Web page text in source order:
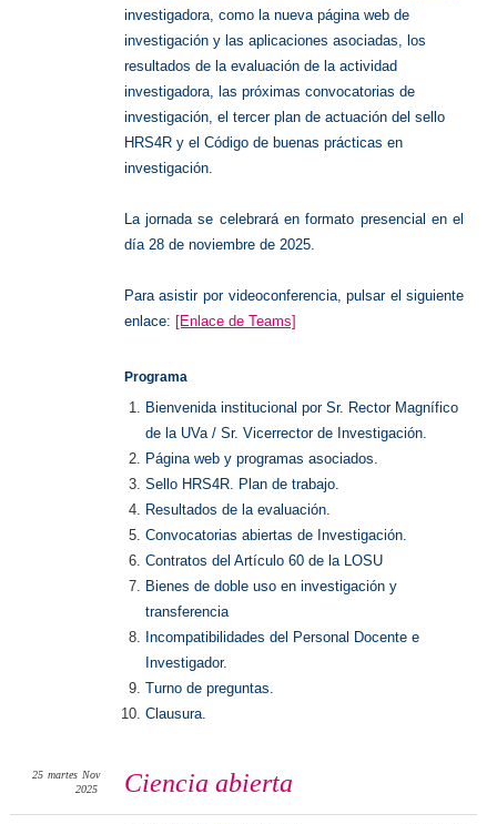
investigadora, como la nueva página web de
investigación y las aplicaciones asociadas, los
resultados de la evaluación de la actividad
investigadora, las próximas convocatorias de
investigación, el tercer plan de actuación del sello
HRS4R y el Código de buenas prácticas en
investigación.
La jornada se celebrará en formato presencial en el
día 28 de noviembre de 2025.
Para asistir por videoconferencia, pulsar el siguiente
enlace: [Enlace de Teams]
Programa
Bienvenida institucional por Sr. Rector Magnífico
de la UVa / Sr. Vicerrector de Investigación.
Página web y programas asociados.
Sello HRS4R. Plan de trabajo.
Resultados de la evaluación.
Convocatorias abiertas de Investigación.
Contratos del Artículo 60 de la LOSU
Bienes de doble uso en investigación y
transferencia
Incompatibilidades del Personal Docente e
Investigador.
Turno de preguntas.
Clausura.
Ciencia abierta
25 martes Nov
2025